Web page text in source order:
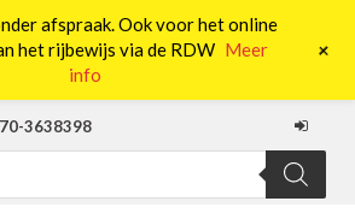
3638398
afspraak. Ook voor het online
het rijbewijs via de RDW Meer
info
+